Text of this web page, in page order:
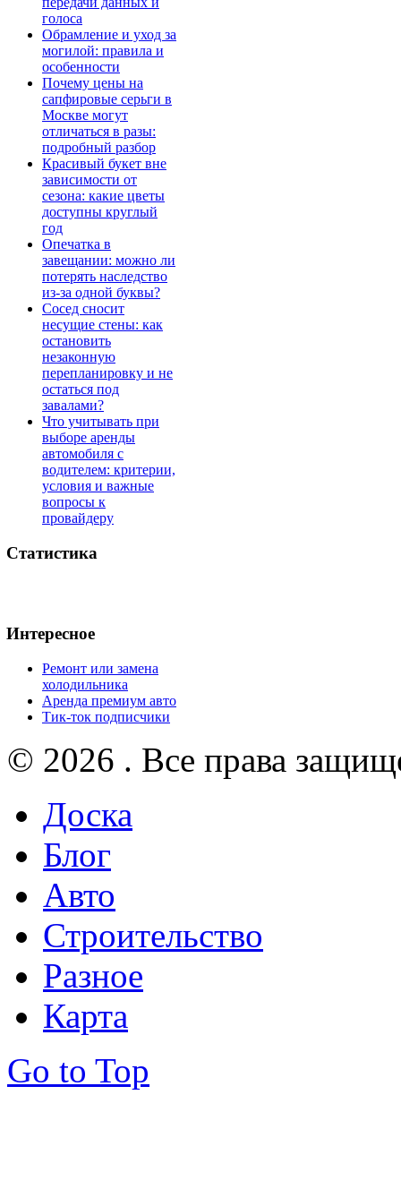
голоса
Обрамление и уход за
могилой: правила и
особенности
Почему цены на
сапфировые серьги в
Москве могут
отличаться в разы:
подробный разбор
Красивый букет вне
зависимости от
сезона: какие цветы
доступны круглый
год
Опечатка в
завещании: можно ли
потерять наследство
из-за одной буквы?
Сосед сносит
несущие стены: как
остановить
незаконную
перепланировку и не
остаться под
завалами?
Что учитывать при
выборе аренды
автомобиля с
водителем: критерии,
условия и важные
вопросы к
провайдеру
Статистика
Интересное
Ремонт или замена
холодильника
Аренда премиум авто
Тик-ток подписчики
© 2026 . Все права
Доска
Блог
Авто
Строительство
Разное
Карта
Go to Top